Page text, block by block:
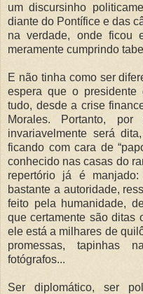
um discursinho
diante do Pontífice e das
na verdade, onde ficou
meramente cumprindo
E não tinha como ser
espera que o
tudo, desde a crise
Morales. Portanto,
invariavelmente será
ficando com cara de
conhecido nas casas do
repertório já é
bastante a autoridade,
feito pela humanidade,
que certamente são ditas
ele está a milhares de
promessas, tapinhas
fotógrafos...
Ser diplomático, ser